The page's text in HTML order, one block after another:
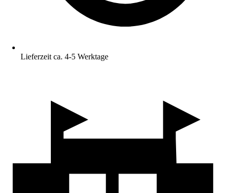
Lieferzeit ca. 4-5 Werktage